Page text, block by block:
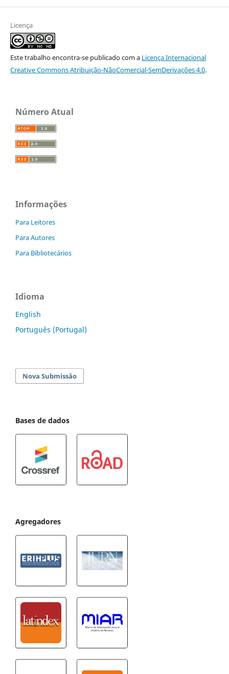
Licença
Este trabalho encontra-se publicado com a Licença Internacional
Creative Commons Atribuição-NãoComercial-SemDerivações 4.0.
Número Atual
Informações
Para Leitores
Para Autores
Para Bibliotecários
Idioma
English
Português (Portugal)
Nova Submissão
Bases de dados
Agregadores